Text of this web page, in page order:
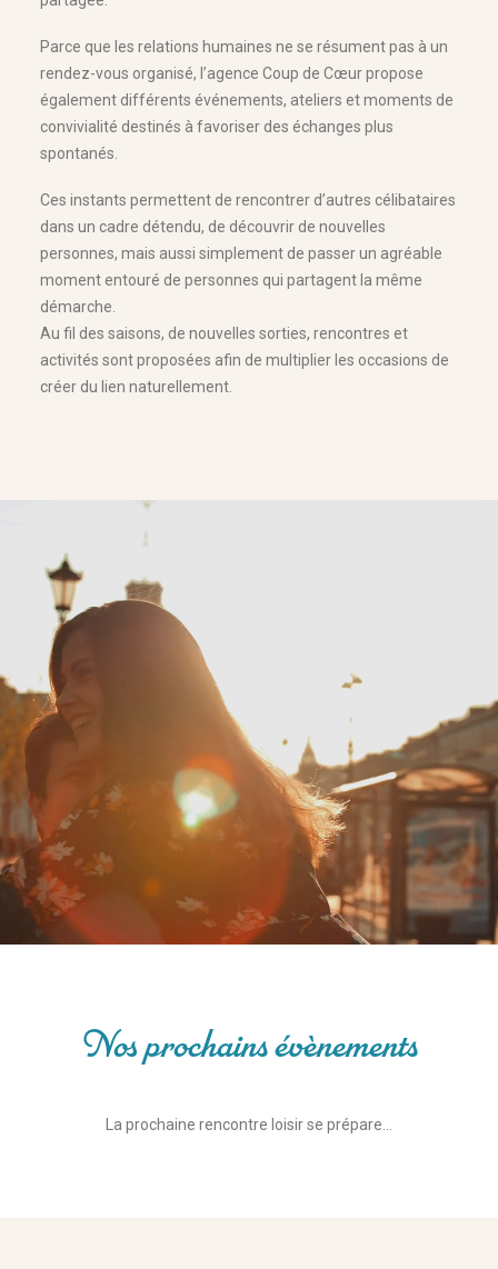
Parce que les relations humaines ne se résument pas à un
rendez-vous organisé, l’agence Coup de Cœur propose
également différents événements, ateliers et moments de
convivialité destinés à favoriser des échanges plus
spontanés.
Ces instants permettent de rencontrer d’autres célibataires
dans un cadre détendu, de découvrir de nouvelles
personnes, mais aussi simplement de passer un agréable
moment entouré de personnes qui partagent la même
démarche.
Au fil des saisons, de nouvelles sorties, rencontres et
activités sont proposées afin de multiplier les occasions de
créer du lien naturellement.
Nos prochains évènements
La prochaine rencontre loisir se prépare…